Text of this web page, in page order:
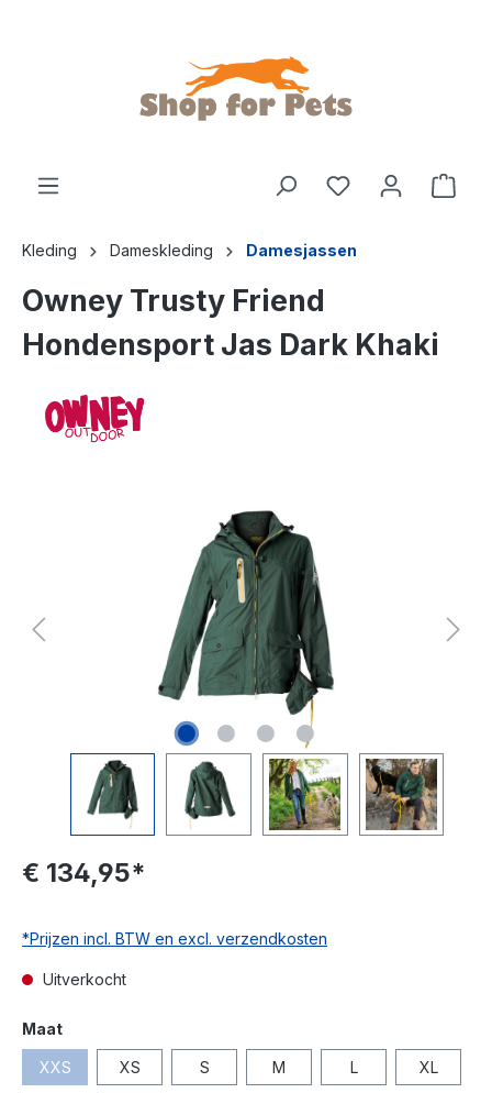
Kleding Dameskleding Damesjassen
Owney Trusty Friend
Hondensport Jas Dark Khaki
€ 134,95*
*Prijzen incl. BTW en excl. verzendkosten
Uitverkocht
Maat
XXS XS S M L XL